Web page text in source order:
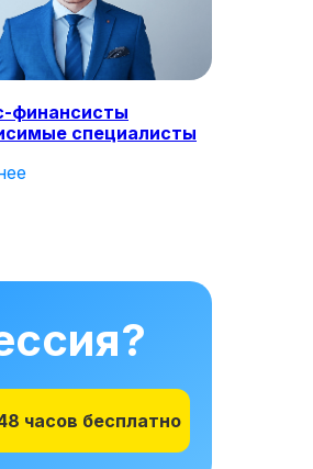
финансисты
специалисты
часов бесплатно